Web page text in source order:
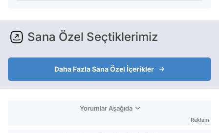
Sana Özel Seçtiklerimiz
Daha Fazla Sana Özel İçerikler
Yorumlar Aşağıda
Reklam